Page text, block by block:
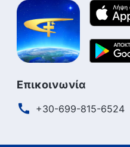
Επικοινωνία
+30-699-815-6524